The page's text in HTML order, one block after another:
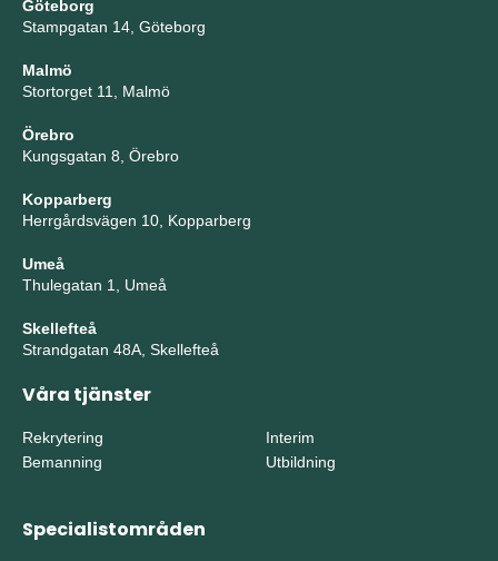
Göteborg
Stampgatan 14, Göteborg
Malmö
Stortorget 11, Malmö
Örebro
Kungsgatan 8, Örebro
Kopparberg
Herrgårdsvägen 10, Kopparberg
Umeå
Thulegatan 1, Umeå
Skellefteå
Strandgatan 48A, Skellefteå
Våra tjänster
Rekrytering
Bemanning
Interim
Utbildning
Specialistområden